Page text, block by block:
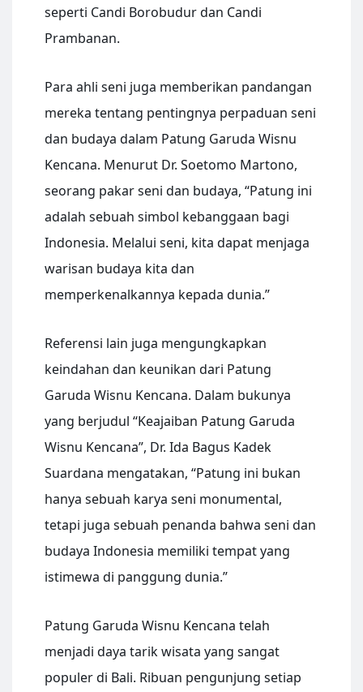
seperti Candi Borobudur dan Candi
Prambanan.
Para ahli seni juga memberikan pandangan
mereka tentang pentingnya perpaduan seni
dan budaya dalam Patung Garuda Wisnu
Kencana. Menurut Dr. Soetomo Martono,
seorang pakar seni dan budaya, “Patung ini
adalah sebuah simbol kebanggaan bagi
Indonesia. Melalui seni, kita dapat menjaga
warisan budaya kita dan
memperkenalkannya kepada dunia.”
Referensi lain juga mengungkapkan
keindahan dan keunikan dari Patung
Garuda Wisnu Kencana. Dalam bukunya
yang berjudul “Keajaiban Patung Garuda
Wisnu Kencana”, Dr. Ida Bagus Kadek
Suardana mengatakan, “Patung ini bukan
hanya sebuah karya seni monumental,
tetapi juga sebuah penanda bahwa seni dan
budaya Indonesia memiliki tempat yang
istimewa di panggung dunia.”
Patung Garuda Wisnu Kencana telah
menjadi daya tarik wisata yang sangat
populer di Bali. Ribuan pengunjung setiap